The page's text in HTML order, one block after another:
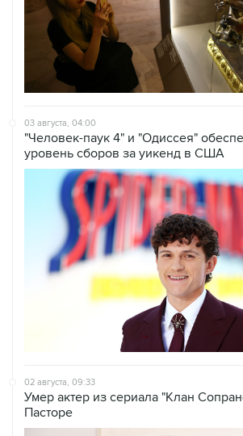
03 августа, 04:00
"Человек-паук 4" и "Одиссея"
уровень сборов за уикенд в США
02 августа, 09:33
Умер актер из сериала "Клан
Пасторе